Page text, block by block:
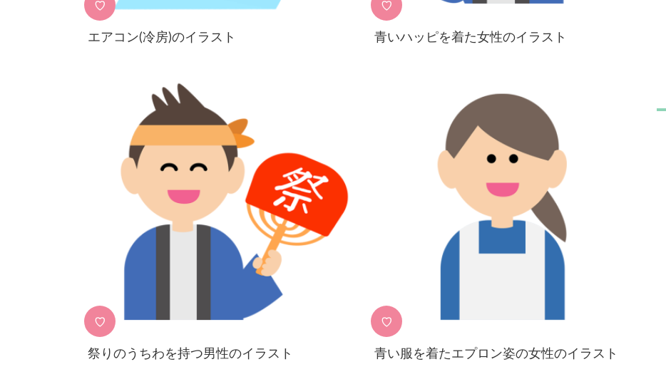
♡
エアコン(冷房)のイラスト
♡
青いハッピを着た女性のイラスト
♡
祭りのうちわを持つ男性のイラスト
♡
青い服を着たエプロン姿の女性のイラスト